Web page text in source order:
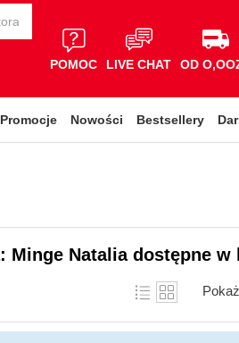
POMOC LIVE CHAT OD
Promocje Nowości Bestsellery
Minge Natalia dostępne